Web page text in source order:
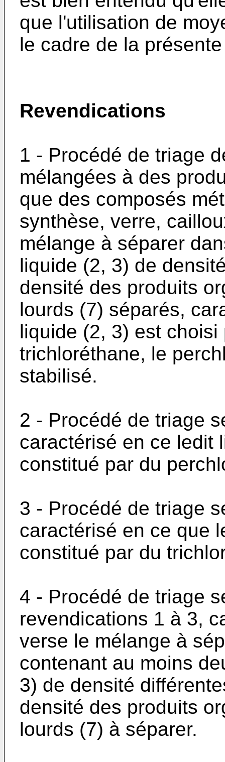
que l'utilisation de
le cadre de la
Revendications
1 - Procédé de triage
mélangées à des
que des composés
synthèse, verre,
mélange à séparer
liquide (2, 3) de
densité des produits
lourds (7) séparés,
liquide (2, 3) est
trichloréthane, le
stabilisé.
2 - Procédé de triage
caractérisé en ce ledit
constitué par du
3 - Procédé de triage
caractérisé en ce que
constitué par du
4 - Procédé de triage
revendications 1 à 3,
verse le mélange à
contenant au moins
3) de densité
densité des produits
lourds (7) à séparer.